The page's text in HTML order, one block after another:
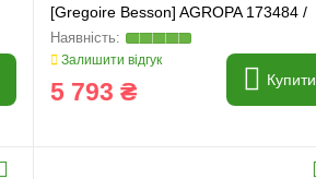
[Gregoire Besson] AGROPA 173484 /
173429
Залишити відгук
5 793 ₴ Купити